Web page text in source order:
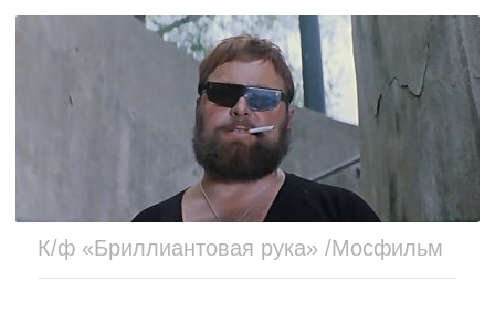
К/ф «Бриллиантовая рука» /Мосфильм